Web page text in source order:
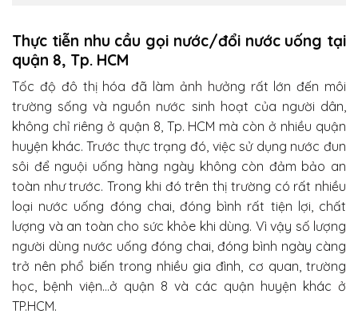
Thực tiễn nhu cầu gọi nước/đổi nước uống tại
quận 8, Tp. HCM
Tốc độ đô thị hóa đã làm ảnh hưởng rất lớn đến môi
trường sống và nguồn nước sinh hoạt của người dân,
không chỉ riêng ở quận 8, Tp. HCM mà còn ở nhiều quận
huyện khác. Trước thực trạng đó, việc sử dụng nước đun
sôi để nguội uống hàng ngày không còn đảm bảo an
toàn như trước. Trong khi đó trên thị trường có rất nhiều
loại nước uống đóng chai, đóng bình rất tiện lợi, chất
lượng và an toàn cho sức khỏe khi dùng. Vì vậy số lượng
người dùng nước uống đóng chai, đóng bình ngày càng
trở nên phổ biến trong nhiều gia đình, cơ quan, trường
học, bệnh viện…ở quận 8 và các quận huyện khác ở
TP.HCM.